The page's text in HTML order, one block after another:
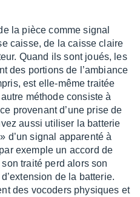
la pièce comme signal
caisse, de la caisse claire
Quand ils sont joués, les
des portions de l’am­biance
est elle-même trai­tée
méthode consiste à
prove­nant d’une prise de
aussi utili­ser la batte­rie
d’un signal appa­renté à
exemple un accord de
traité perd alors son
de la batte­rie.
des voco­ders physiques et